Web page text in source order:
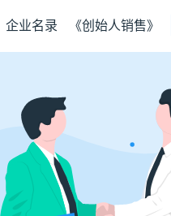
企业名录 《创始人销售》